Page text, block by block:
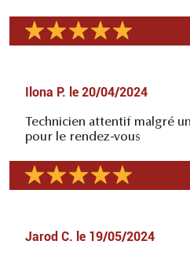
Ilona P. le 20/04/2024
Technicien attentif malgré
pour le rendez-vous
Jarod C. le 19/05/2024